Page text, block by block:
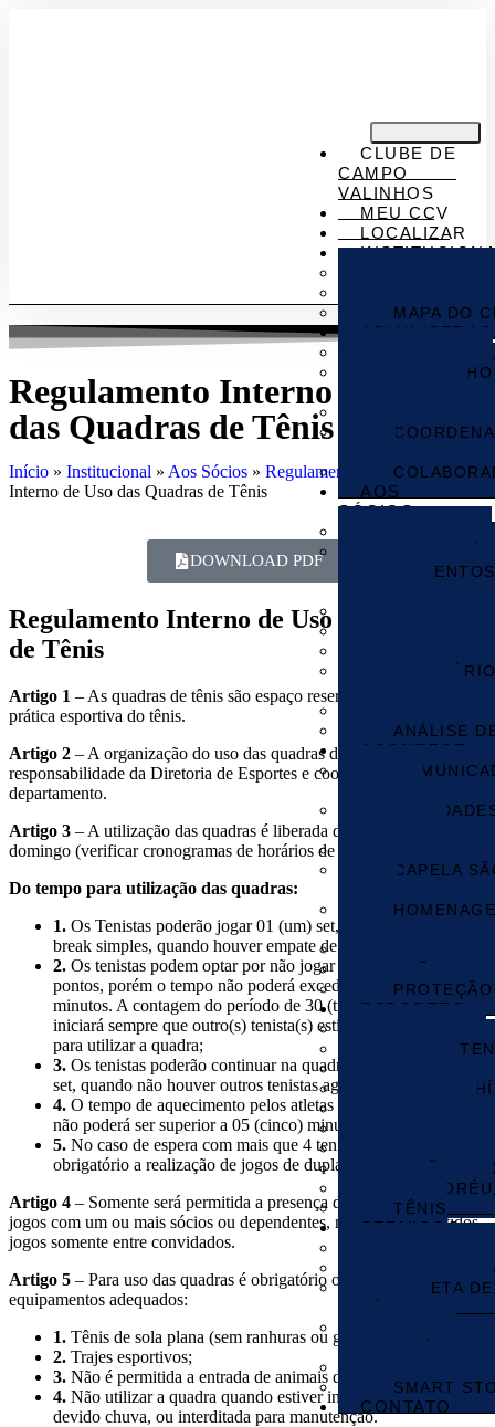
CLUBE DE
CAMPO
VALINHOS
MEU CCV
LOCALIZAR
MAPA DO
CONSELHO
AOS
SÓCIOS
ANÁLISE
ACONTECE
CAPELA
AÇÕES
ESPORTES
BEACH
CENTRO
SALÃO DE
TAMBORÉU
TÊNIS
SERVIÇOS
COLETA DE
RESÍDUOS
COMUNITÁRIA
SMART
CONTATO
Regulamento Interno de Uso
das Quadras de Tênis
Início » Institucional » Aos Sócios » Regulamentos
Regulamento
Interno de Uso das Quadras de Tênis
DOWNLOAD PDF
Regulamento Interno de Uso das Quadras
de Tênis
Artigo 1 – As quadras de tênis são espaço reservado e exclusivo a
prática esportiva do tênis.
Artigo 2 – A organização do uso das quadras de tênis é de
responsabilidade da Diretoria de Esportes e coordenadores do
departamento.
Artigo 3 – A utilização das quadras é liberada de segunda a
domingo (verificar cronogramas de horários de aulas na quadra 2).
Do tempo para utilização das quadras:
1. Os Tenistas poderão jogar 01 (um) set, valendo-se do time-
break simples, quando houver empate de 6×6;
2. Os tenistas podem optar por não jogar por contagem de
pontos, porém o tempo não poderá exceder a 30 (trinta)
minutos. A contagem do período de 30 (trinta) minutos
iniciará sempre que outro(s) tenista(s) estiverem esperando
para utilizar a quadra;
3. Os tenistas poderão continuar na quadra para jogar outro
set, quando não houver outros tenistas aguardando sua vez;
4. O tempo de aquecimento pelos atletas para disputa de set
não poderá ser superior a 05 (cinco) minutos;
5. No caso de espera com mais que 4 tenistas por quadra será
obrigatório a realização de jogos de dupla.
Artigo 4 – Somente será permitida a presença de convidados em
jogos com um ou mais sócios ou dependentes, não serão permitidos
jogos somente entre convidados.
Artigo 5 – Para uso das quadras é obrigatório o uso de trajes e
equipamentos adequados:
1. Tênis de sola plana (sem ranhuras ou garras);
2. Trajes esportivos;
3. Não é permitida a entrada de animais dentro das quadras;
4. Não utilizar a quadra quando estiver inapropriada para uso
devido chuva, ou interditada para manutenção.